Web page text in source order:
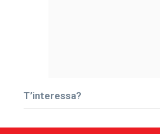
T’interessa?